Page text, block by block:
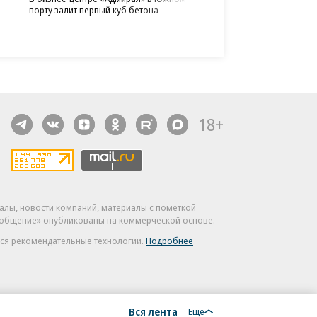
порту залит первый куб бетона
Вся лента Еще
18+
новости компаний, материалы с пометкой
опубликованы на коммерческой основе.
рекомендательные технологии. Подробнее